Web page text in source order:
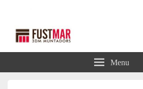
Blog Pérgolas Menu